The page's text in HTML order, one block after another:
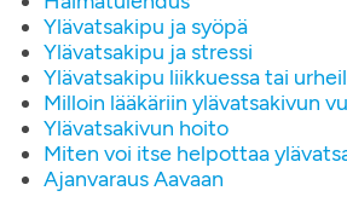
Ylävatsakipu ja syöpä
Ylävatsakipu ja stressi
Ylävatsakipu liikkuessa tai
Milloin lääkäriin ylävatsakivun
Ylävatsakivun hoito
Miten voi itse helpottaa
Ajanvaraus Aavaan